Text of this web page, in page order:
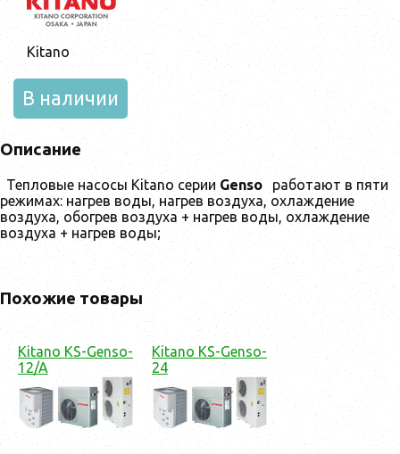
Kitano
В наличии
Описание
Тепловые насосы Kitano серии Genso
работают в пяти
режимах: нагрев воды, нагрев воздуха, охлаждение
воздуха, обогрев воздуха + нагрев воды, охлаждение
воздуха + нагрев воды;
Похожие товары
Kitano KS-Genso-
12/A
Kitano KS-Genso-
24